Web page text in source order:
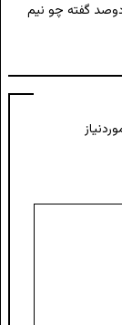
دوصد گفته چو نیم